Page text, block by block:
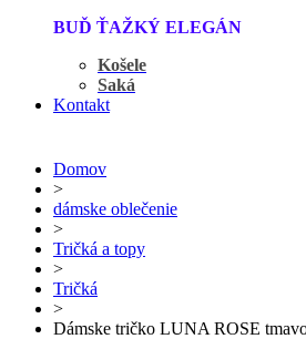
BUĎ ŤAŽKÝ ELEGÁN
Košele
Saká
Kontakt
Domov
>
dámske oblečenie
>
Tričká a topy
>
Tričká
>
Dámske tričko LUNA ROSE